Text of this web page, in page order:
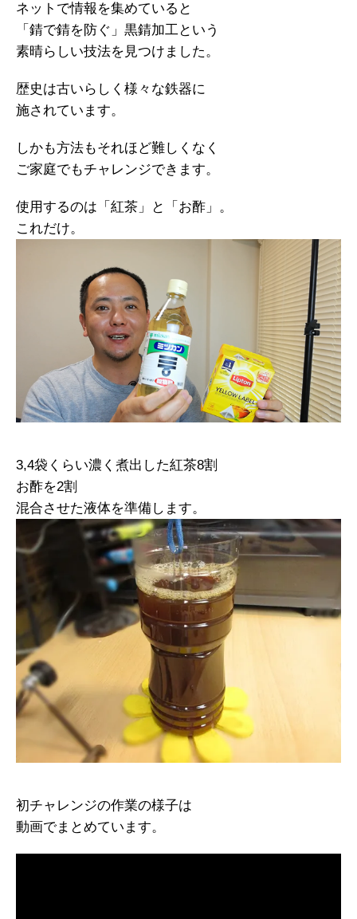
ネットで情報を集めていると
「錆で錆を防ぐ」黒錆加工という
素晴らしい技法を見つけました。
歴史は古いらしく様々な鉄器に
施されています。
しかも方法もそれほど難しくなく
ご家庭でもチャレンジできます。
使用するのは「紅茶」と「お酢」。
これだけ。
3,4袋くらい濃く煮出した紅茶8割
お酢を2割
混合させた液体を準備します。
初チャレンジの作業の様子は
動画でまとめています。